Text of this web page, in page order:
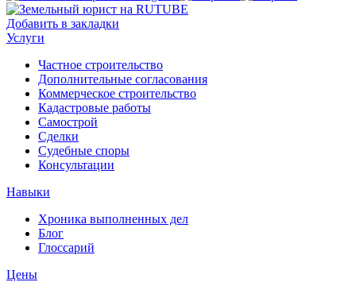
Добавить в закладки
Услуги
Частное строительство
Дополнительные согласования
Коммерческое строительство
Кадастровые работы
Самострой
Сделки
Судебные споры
Консультации
Навыки
Хроника выполненных дел
Блог
Глоссарий
Цены